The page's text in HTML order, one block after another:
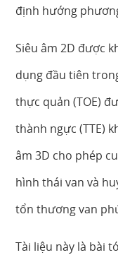
định hướng
Siêu âm 2D được
dụng đầu tiên
thực quản (TOE)
thành ngực (TTE)
âm 3D cho phép
hình thái van và
tổn thương van
Tài liệu này là bài